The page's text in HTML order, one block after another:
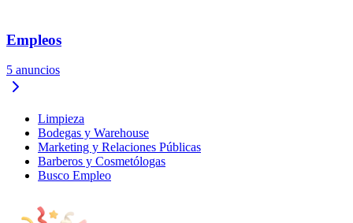
Empleos
5 anuncios
Limpieza
Bodegas y Warehouse
Marketing y Relaciones Públicas
Barberos y Cosmetólogas
Busco Empleo